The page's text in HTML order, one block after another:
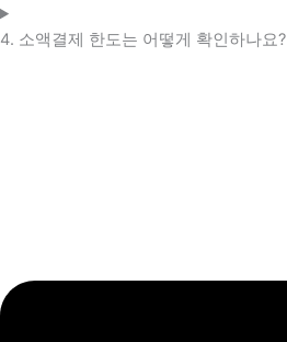
4. 소액결제 한도는 어떻게 확인하나요?